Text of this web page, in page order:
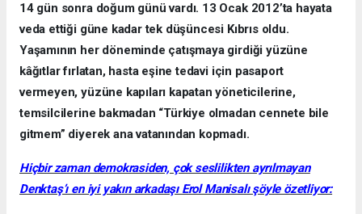
14 gün sonra doğum günü vardı. 13 Ocak 2012’ta hayata
veda ettiği güne kadar tek düşüncesi Kıbrıs oldu.
Yaşamının her döneminde çatışmaya girdiği yüzüne
kâğıtlar fırlatan, hasta eşine tedavi için pasaport
vermeyen, yüzüne kapıları kapatan yöneticilerine,
temsilcilerine bakmadan “Türkiye olmadan cennete bile
gitmem” diyerek ana vatanından kopmadı.
Hiçbir zaman demokrasiden, çok seslilikten ayrılmayan
Denktaş’ı en iyi yakın arkadaşı Erol Manisalı şöyle özetliyor: